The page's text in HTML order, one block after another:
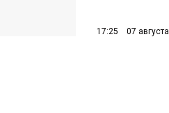
17:25 07 августа